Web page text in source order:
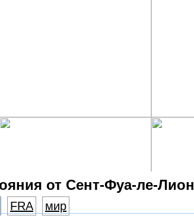
от Сент-Фуа-ле-Лион
FRA
мир